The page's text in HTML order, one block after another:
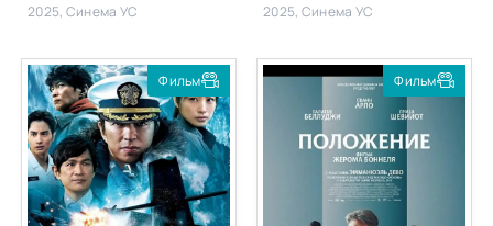
2025, Синема УС 2025, Синема УС
Фильм Фильм